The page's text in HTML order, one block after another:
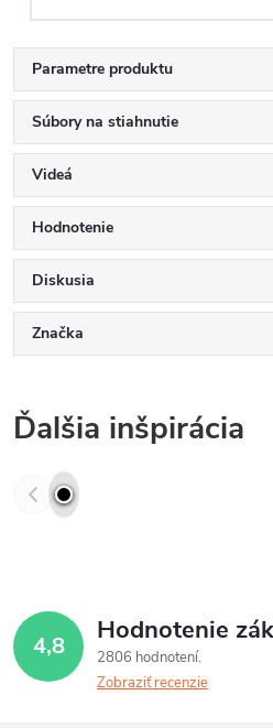
Parametre produktu
Súbory na stiahnutie
Videá
Hodnotenie
Diskusia
Značka
Ďalšia inšpirácia
4,8 Hodnotenie
2806 hodnotení
Zobraziť recenzie